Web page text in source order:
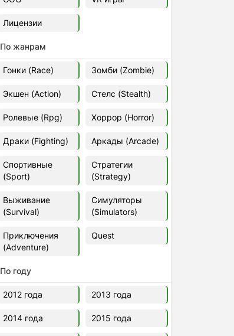
Ghost of Tsushima: Director's Cut
v.1053.9.0623.1807 [Папка
Euro Truck Simulator 2 v.1.60.1.7s
[Папка игры] (2012)
37,77 Гб
Forza Horizon 5 v.688.044
[Папка игры] (2021)
2021
V Rising
2024
Лицензии
По жанрам
Гонки (Race) Зомби (Zombie)
Экшен (Action) Стелс (Stealth)
Ролевые (Rpg) Хоррор (Horror)
Драки (Fighting) Аркады (Arcade)
Спортивные
(Sport)
Стратегии
(Strategy)
Выживание
(Survival)
Симуляторы
(Simulators)
Приключения
(Adventure)
Quest
По году
2012 года 2013 года
2014 года 2015 года